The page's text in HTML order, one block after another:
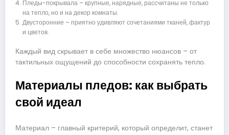
Пледы-покрывала – крупные, нарядные, рассчитаны не только
на тепло, но и на декор комнаты.
Двусторонние – приятно удивляют сочетаниями тканей, фактур
и цветов.
Каждый вид скрывает в себе множество нюансов – от
тактильных ощущений до способности сохранять тепло.
Материалы пледов: как выбрать
свой идеал
Материал – главный критерий, который определит, станет